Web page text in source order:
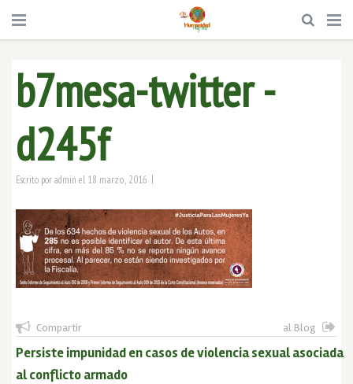
b7mesa-twitter -
d245f
Escrito poradmin el 18 marzo, 2016 |
Compartir al Blog
Persiste impunidad en casos de violencia sexual asociada
al conflicto armado